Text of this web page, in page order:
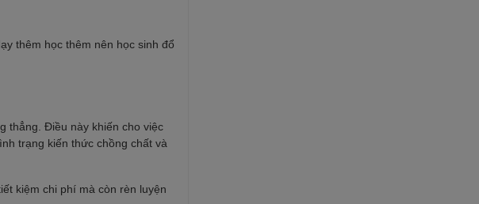
thêm học thêm nên học sinh đổ
thẳng. Điều này khiến cho việc
trạng kiến thức chồng chất và
kiệm chi phí mà còn rèn luyện